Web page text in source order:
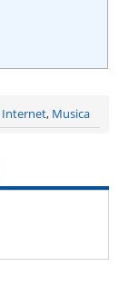
Internet, Musica